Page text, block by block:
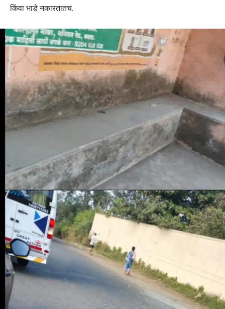
किंवा भाडे नकारतातच.